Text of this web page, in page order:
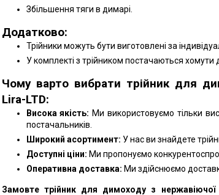
Збільшення тяги в димарі.
Додатково:
Трійники можуть бути виготовлені за
У комплекті з трійником постачаються хомути
Чому варто вибрати трійник для
Lira-LTD:
Висока якість: Ми використовуємо тільки
постачальників.
Широкий асортимент: У нас ви знайдете
Доступні ціни: Ми пропонуємо
Оперативна доставка: Ми здійснюємо
Замовте трійник для димоходу з